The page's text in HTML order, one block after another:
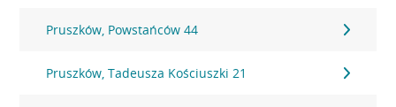
Pruszków, Powstańców 44
Pruszków, Tadeusza Kościuszki 21